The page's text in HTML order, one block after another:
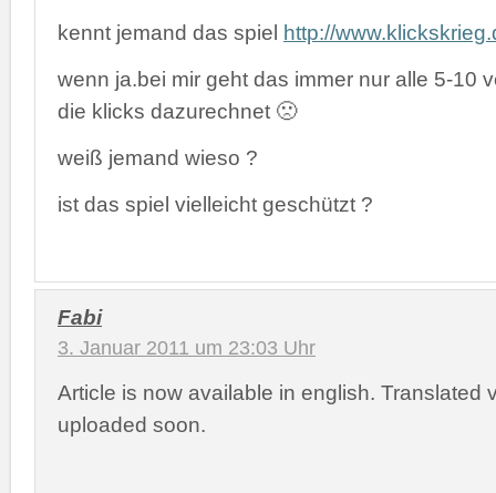
kennt jemand das spiel http://
wenn ja.bei mir geht das immer nur alle 5-10
die klicks dazurechnet 🙁
weiß jemand wieso ?
ist das spiel vielleicht geschützt ?
Fabi
3. Januar 2011 um 23:03 Uhr
Article is now available in english. Translated
uploaded soon.